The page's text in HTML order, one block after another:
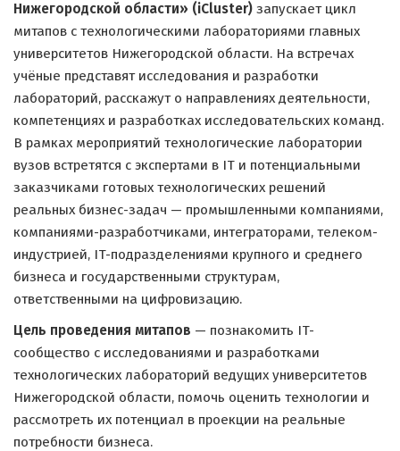
Нижегородской области» (iCluster) запускает цикл
митапов с технологическими лабораториями главных
университетов Нижегородской области. На встречах
учёные представят исследования и разработки
лабораторий, расскажут о направлениях деятельности,
компетенциях и разработках исследовательских команд.
В рамках мероприятий технологические лаборатории
вузов встретятся с экспертами в IT и потенциальными
заказчиками готовых технологических решений
реальных бизнес-задач — промышленными компаниями,
компаниями-разработчиками, интеграторами, телеком-
индустрией, IT-подразделениями крупного и среднего
бизнеса и государственными структурам,
ответственными на цифровизацию.
Цель проведения митапов — познакомить IT-
сообщество с исследованиями и разработками
технологических лабораторий ведущих университетов
Нижегородской области, помочь оценить технологии и
рассмотреть их потенциал в проекции на реальные
потребности бизнеса.